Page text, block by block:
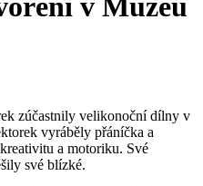
v Muzeu
zúčastnily velikonoční dílny v
vyráběly přáníčka a
a motoriku. Své
své blízké.